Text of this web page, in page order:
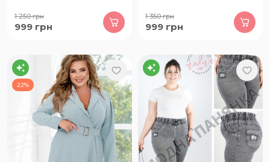
1 250грн
999 грн
1 350грн
999 грн
22%